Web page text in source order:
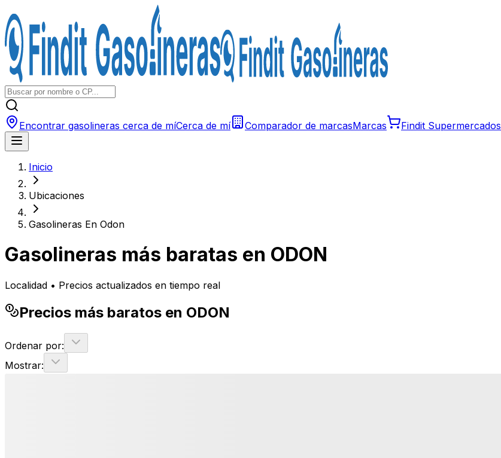
Encontrar gasolineras cerca de míCerca de mí Comparador de marcasMarcas Findit Supermercados
Inicio
Ubicaciones
Gasolineras En Odon
Gasolineras más baratas en ODON
Localidad • Precios actualizados en tiempo real
Precios más baratos en ODON
Ordenar por:
Mostrar: